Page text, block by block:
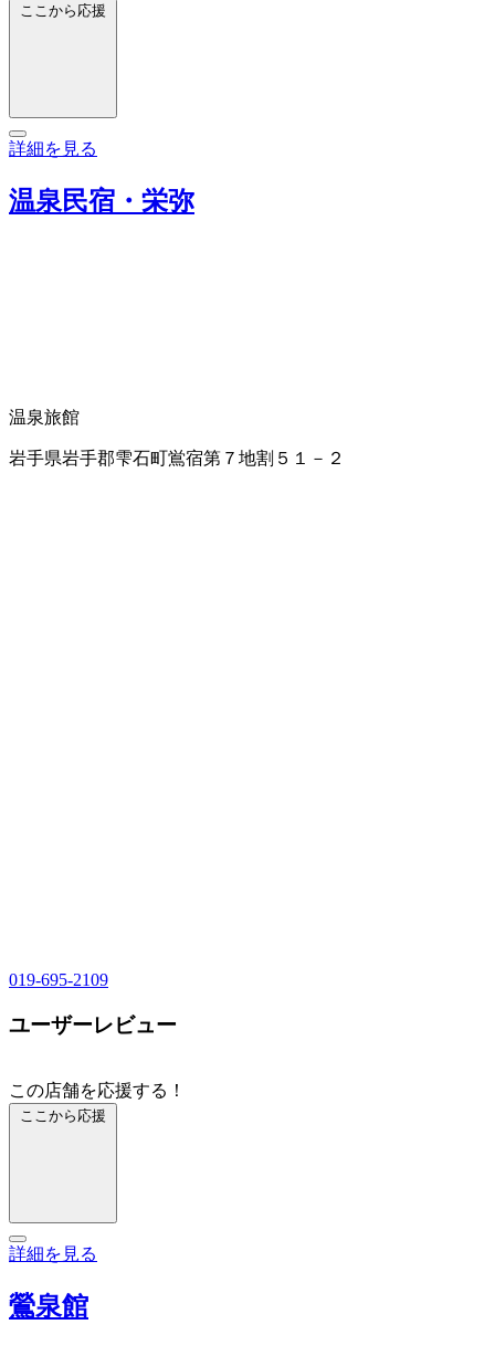
ここから応援
詳細を見る
温泉民宿・栄弥
温泉旅館
岩手県岩手郡雫石町鴬宿第７地割５１－２
019-695-2109
ユーザーレビュー
この店舗を応援する！
ここから応援
詳細を見る
鶯泉館